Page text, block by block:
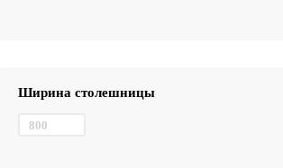
Ширина столешницы